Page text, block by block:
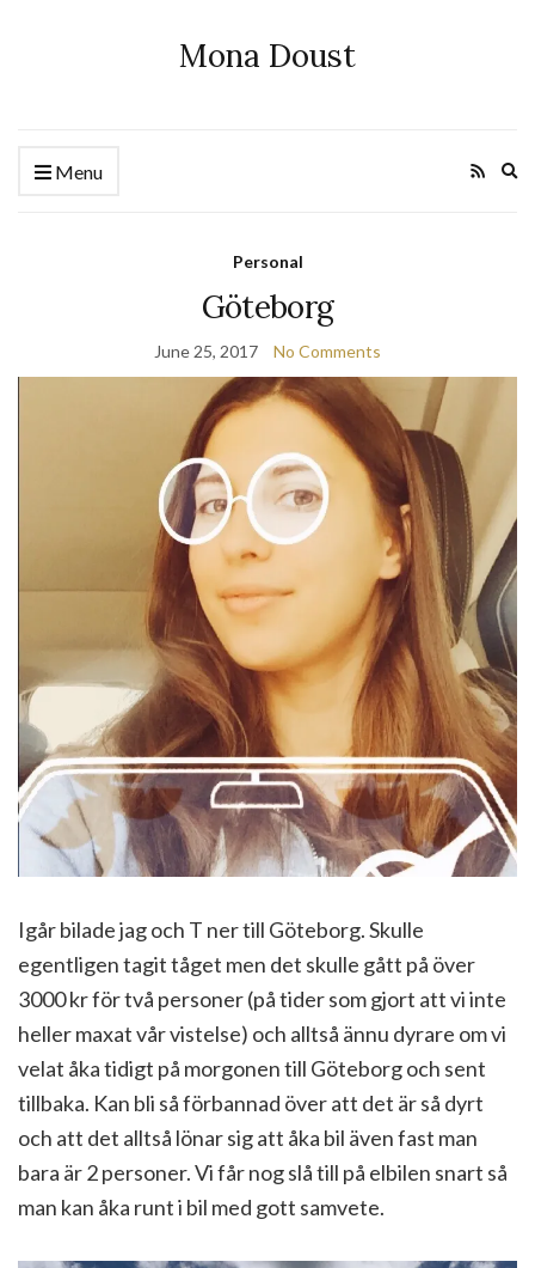
Mona Doust
Menu
Personal
Göteborg
June 25, 2017 No Comments
Igår bilade jag och T ner till Göteborg. Skulle
egentligen tagit tåget men det skulle gått på över
3000 kr för två personer (på tider som gjort att vi inte
heller maxat vår vistelse) och alltså ännu dyrare om vi
velat åka tidigt på morgonen till Göteborg och sent
tillbaka. Kan bli så förbannad över att det är så dyrt
och att det alltså lönar sig att åka bil även fast man
bara är 2 personer. Vi får nog slå till på elbilen snart så
man kan åka runt i bil med gott samvete.